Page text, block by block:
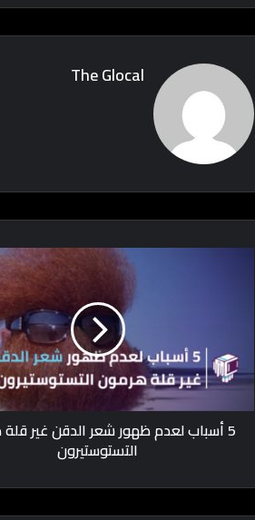
The Glocal
5 أسباب لعدم ظهور شعر الدقن غير
التستوستيرون